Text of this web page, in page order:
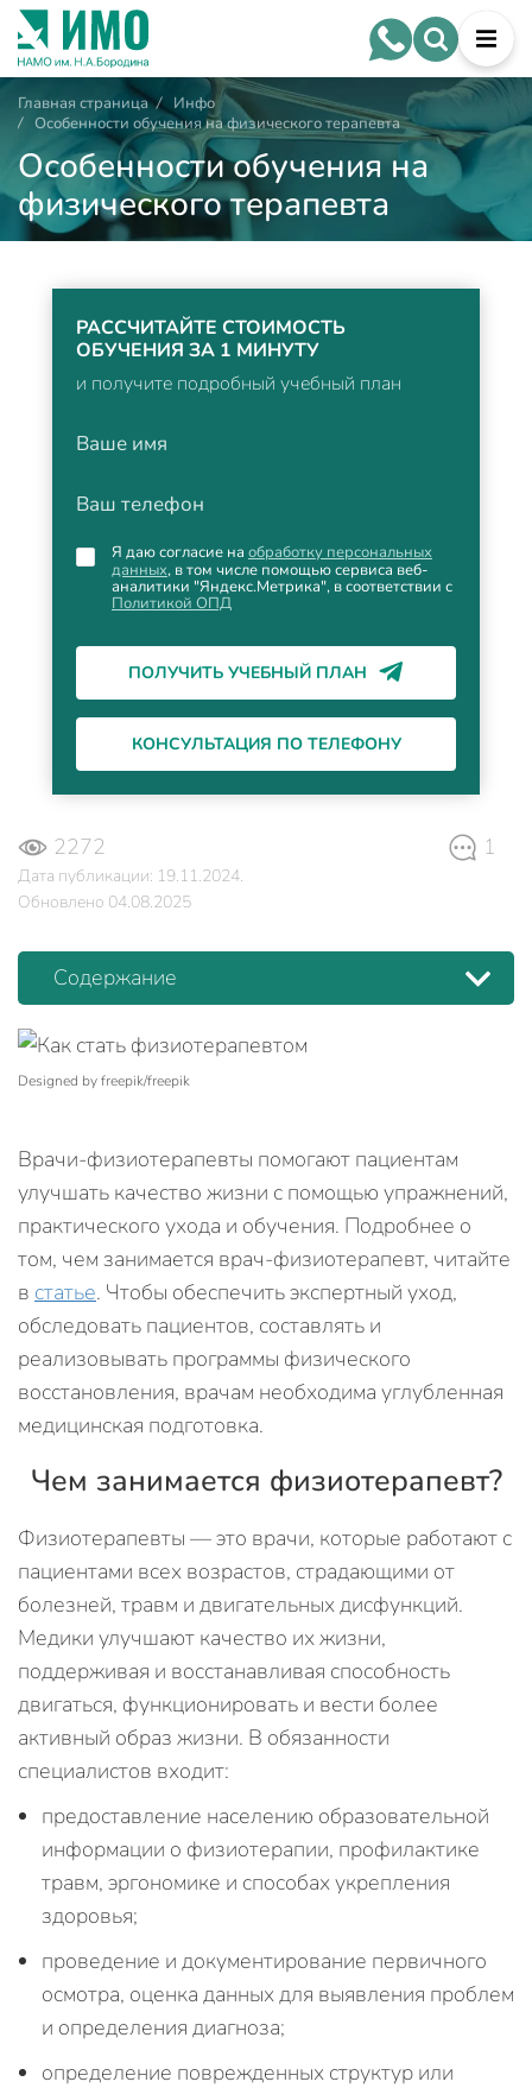
Главная страница /
Инфо
/ Особенности обучения на физического терапевта
Особенности обучения на
физического терапевта
2272 1
Дата публикации: 19.11.2024.
Обновлено 04.08.2025
Содержание
Designed by freepik/freepik
Врачи-физиотерапевты помогают пациентам
улучшать качество жизни с помощью упражнений,
практического ухода и обучения. Подробнее о
том, чем занимается врач-физиотерапевт, читайте
в статье. Чтобы обеспечить экспертный уход,
обследовать пациентов, составлять и
реализовывать программы физического
восстановления, врачам необходима углубленная
медицинская подготовка.
Чем занимается физиотерапевт?
Физиотерапевты — это врачи, которые работают с
пациентами всех возрастов, страдающими от
болезней, травм и двигательных дисфункций.
Медики улучшают качество их жизни,
поддерживая и восстанавливая способность
двигаться, функционировать и вести более
активный образ жизни. В обязанности
специалистов входит:
предоставление населению образовательной
информации о физиотерапии, профилактике
травм, эргономике и способах укрепления
здоровья;
проведение и документирование первичного
осмотра, оценка данных для выявления проблем
и определения диагноза;
определение поврежденных структур или
РАССЧИТАЙТЕ СТОИМОСТЬ
ОБУЧЕНИЯ ЗА 1 МИНУТУ
и получите подробный учебный план
Ваше имя
Ваш телефон
Я даю согласие на обработку персональных
данных, в том числе помощью сервиса веб-
аналитики "Яндекс.Метрика", в соответствии с
Политикой ОПД
ПОЛУЧИТЬ УЧЕБНЫЙ ПЛАН
КОНСУЛЬТАЦИЯ ПО ТЕЛЕФОНУ